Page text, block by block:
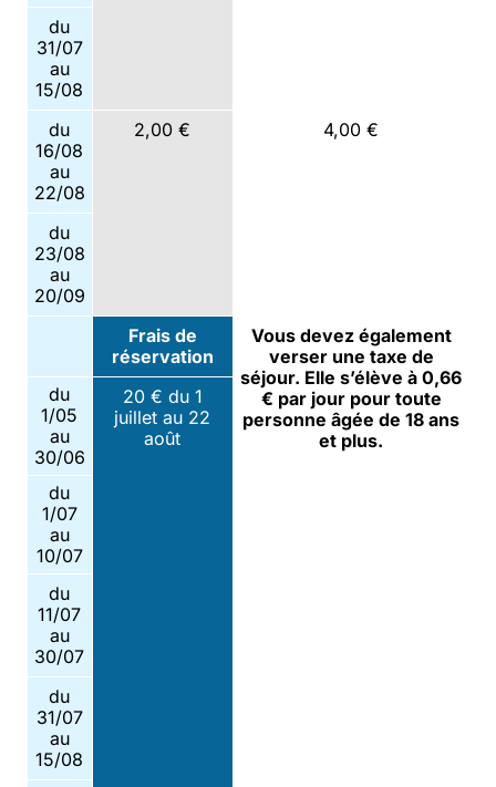
du
31/07
au
15/08
du
16/08
au
22/08
2,00 € 4,00 €
du
23/08
au
20/09
Frais de
réservation
Vous devez également
verser une taxe de
séjour. Elle s’élève à 0,66
€ par jour pour toute
personne âgée de 18 ans
et plus.
du
1/05
au
30/06
20 € du 1
juillet au 22
août
du
1/07
au
10/07
du
11/07
au
30/07
du
31/07
au
15/08